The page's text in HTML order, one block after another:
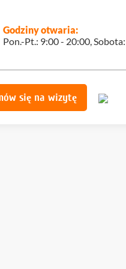
Godziny otwaria:
Pon.-Pt.: 9:00 - 20:00,
się na wizytę